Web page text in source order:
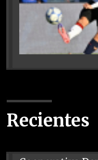
Recientes